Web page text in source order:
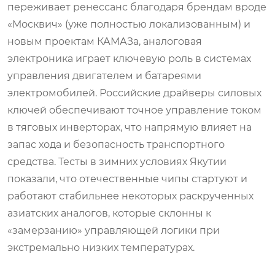
переживает ренессанс благодаря брендам вроде
«Москвич» (уже полностью локализованным) и
новым проектам КАМАЗа, аналоговая
электроника играет ключевую роль в системах
управления двигателем и батареями
электромобилей. Российские драйверы силовых
ключей обеспечивают точное управление током
в тяговых инверторах, что напрямую влияет на
запас хода и безопасность транспортного
средства. Тесты в зимних условиях Якутии
показали, что отечественные чипы стартуют и
работают стабильнее некоторых раскрученных
азиатских аналогов, которые склонны к
«замерзанию» управляющей логики при
экстремально низких температурах.